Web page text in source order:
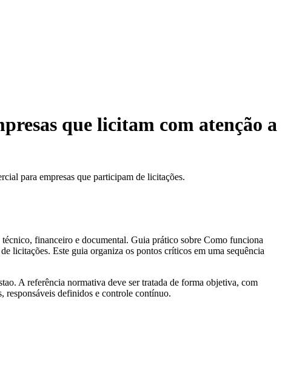
que licitam com atenção a
para empresas que participam de licitações.
financeiro e documental. Guia prático sobre Como funciona
licitações. Este guia organiza os pontos críticos em uma sequência
A referência normativa deve ser tratada de forma objetiva, com
responsáveis definidos e controle contínuo.